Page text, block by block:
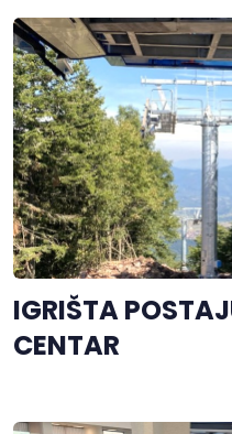
IGRIŠTA
CENTAR